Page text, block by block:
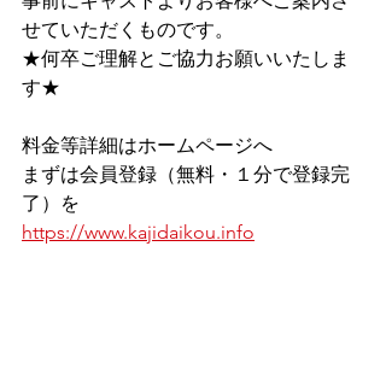
せていただくものです。
★何卒ご理解とご協力お願いいたしま
す★
料金等詳細はホームページへ
まずは会員登録（無料・１分で登録完
了）を
https://www.kajidaikou.info